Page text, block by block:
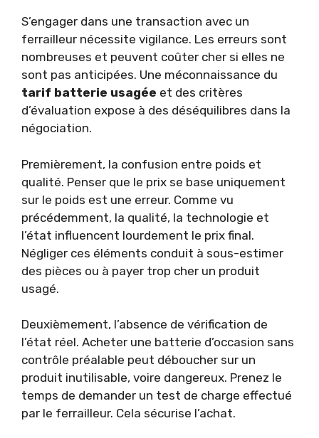
S’engager dans une transaction avec un
ferrailleur nécessite vigilance. Les erreurs sont
nombreuses et peuvent coûter cher si elles ne
sont pas anticipées. Une méconnaissance du
tarif batterie usagée et des critères
d’évaluation expose à des déséquilibres dans la
négociation.
Premièrement, la confusion entre poids et
qualité. Penser que le prix se base uniquement
sur le poids est une erreur. Comme vu
précédemment, la qualité, la technologie et
l’état influencent lourdement le prix final.
Négliger ces éléments conduit à sous-estimer
des pièces ou à payer trop cher un produit
usagé.
Deuxièmement, l’absence de vérification de
l’état réel. Acheter une batterie d’occasion sans
contrôle préalable peut déboucher sur un
produit inutilisable, voire dangereux. Prenez le
temps de demander un test de charge effectué
par le ferrailleur. Cela sécurise l’achat.